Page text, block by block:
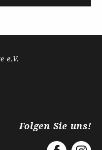
e.V.
Folgen Sie uns!